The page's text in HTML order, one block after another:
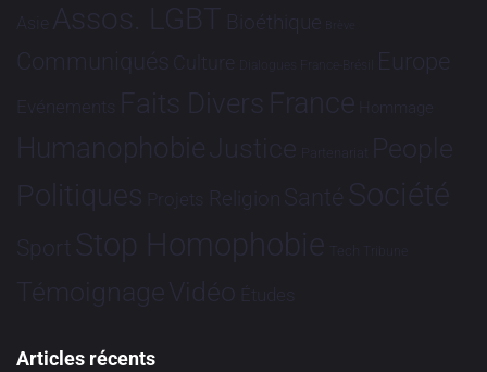
Asie Assos. LGBT Bioéthique Brève
Communiqués Culture Dialogues France-Brésil Europe
Evénements Faits Divers France Hommage
HumanophobieJustice Partenariat People
Politiques Projets Religion Santé Société
Sport Stop Homophobie Tech Tribune
TémoignageVidéo Études
Articles récents